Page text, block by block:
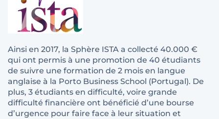
Ainsi en 2017, la Sphère ISTA a collecté 40.000 €
qui ont permis à une promotion de 40 étudiants
de suivre une formation de 2 mois en langue
anglaise à la Porto Business School (Portugal). De
plus, 3 étudiants en difficulté, voire grande
difficulté financière ont bénéficié d’une bourse
d’urgence pour faire face à leur situation et